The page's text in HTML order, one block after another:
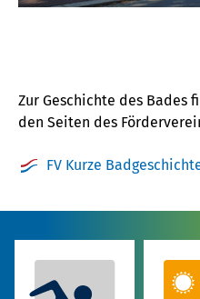
Zur Geschichte des Bades
den Seiten des
FV Kurze